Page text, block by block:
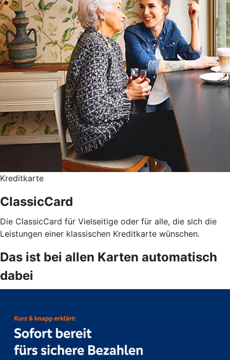
Kreditkarte
ClassicCard
Die ClassicCard für Vielseitige oder für alle, die sich die
Leistungen einer klassischen Kreditkarte wünschen.
Das ist bei allen Karten automatisch
dabei